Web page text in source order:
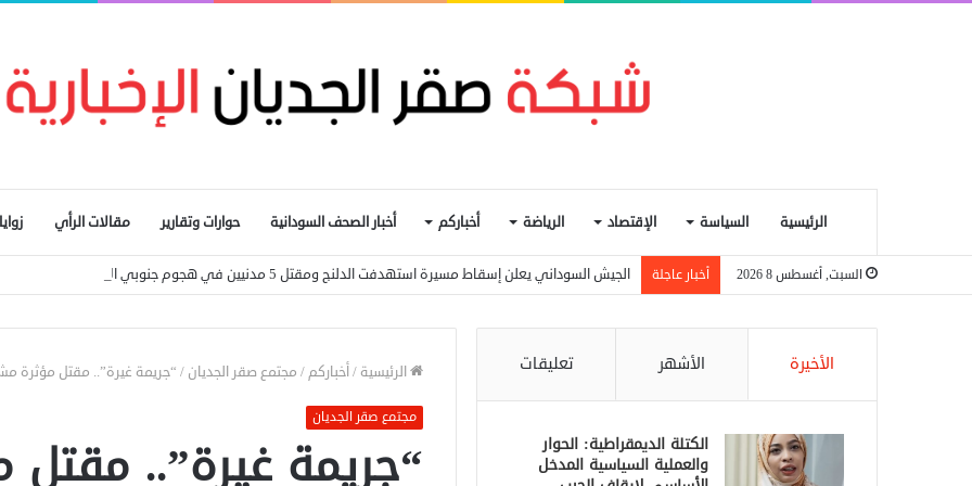
الرئيسية السياسة الإقتصاد الرياضة أخباركم أخبار الصحف السودانية حوارات وتقارير مقالات الرأي
السبت, أغسطس 8 2026 أخبار عاجلة الجيش السوداني يعلن إسقاط مسيرة استهدفت الدلنج ومقتل 5 مدنيين في هجوم جنوبي الأبيض
الرئيسية /أخباركم/ مجتمع صقر الجديان / “جريمة غيرة”.. مقتل مؤثرة
مجتمع صقر الجديان
“جريمة غيرة”..
الأخيرة الأشهر تعليقات
الكتلة الديمقراطية: الحوار
والعملية السياسية المدخل